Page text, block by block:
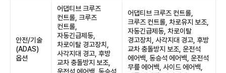
안전/기술
(ADAS)
옵션
어댑티브 크루즈
컨트롤, 크루즈
컨트롤,
자동긴급제동,
차로이탈 경고장치,
사각지대 경고, 후방
교차 충돌방지 보조,
어댑티브 크루즈 컨트롤,
크루즈 컨트롤, 차로유지 보조,
자동긴급제동, 차로이탈
경고장치, 사각지대 경고, 후방
교차 충돌방지 보조, 운전석
에어백, 동승석 에어백, 운전석
무릎 에어백, 사이드 에어백,